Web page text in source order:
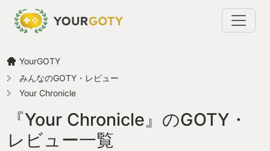
YourGOTY
みんなのGOTY・レビュー
Your Chronicle
『Your Chronicle』のGOTY・
レビュー一覧